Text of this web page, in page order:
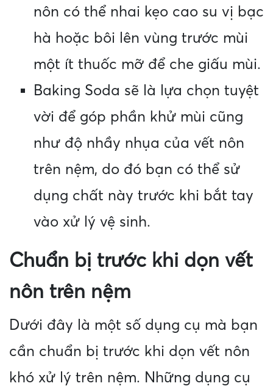
nôn có thể nhai kẹo cao su vị bạc
hà hoặc bôi lên vùng trước mùi
một ít thuốc mỡ để che giấu mùi.
Baking Soda sẽ là lựa chọn tuyệt
vời để góp phần khử mùi cũng
như độ nhầy nhụa của vết nôn
trên nệm, do đó bạn có thể sử
dụng chất này trước khi bắt tay
vào xử lý vệ sinh.
Chuẩn bị trước khi dọn vết
nôn trên nệm
Dưới đây là một số dụng cụ mà bạn
cần chuẩn bị trước khi dọn vết nôn
khó xử lý trên nệm. Những dụng cụ